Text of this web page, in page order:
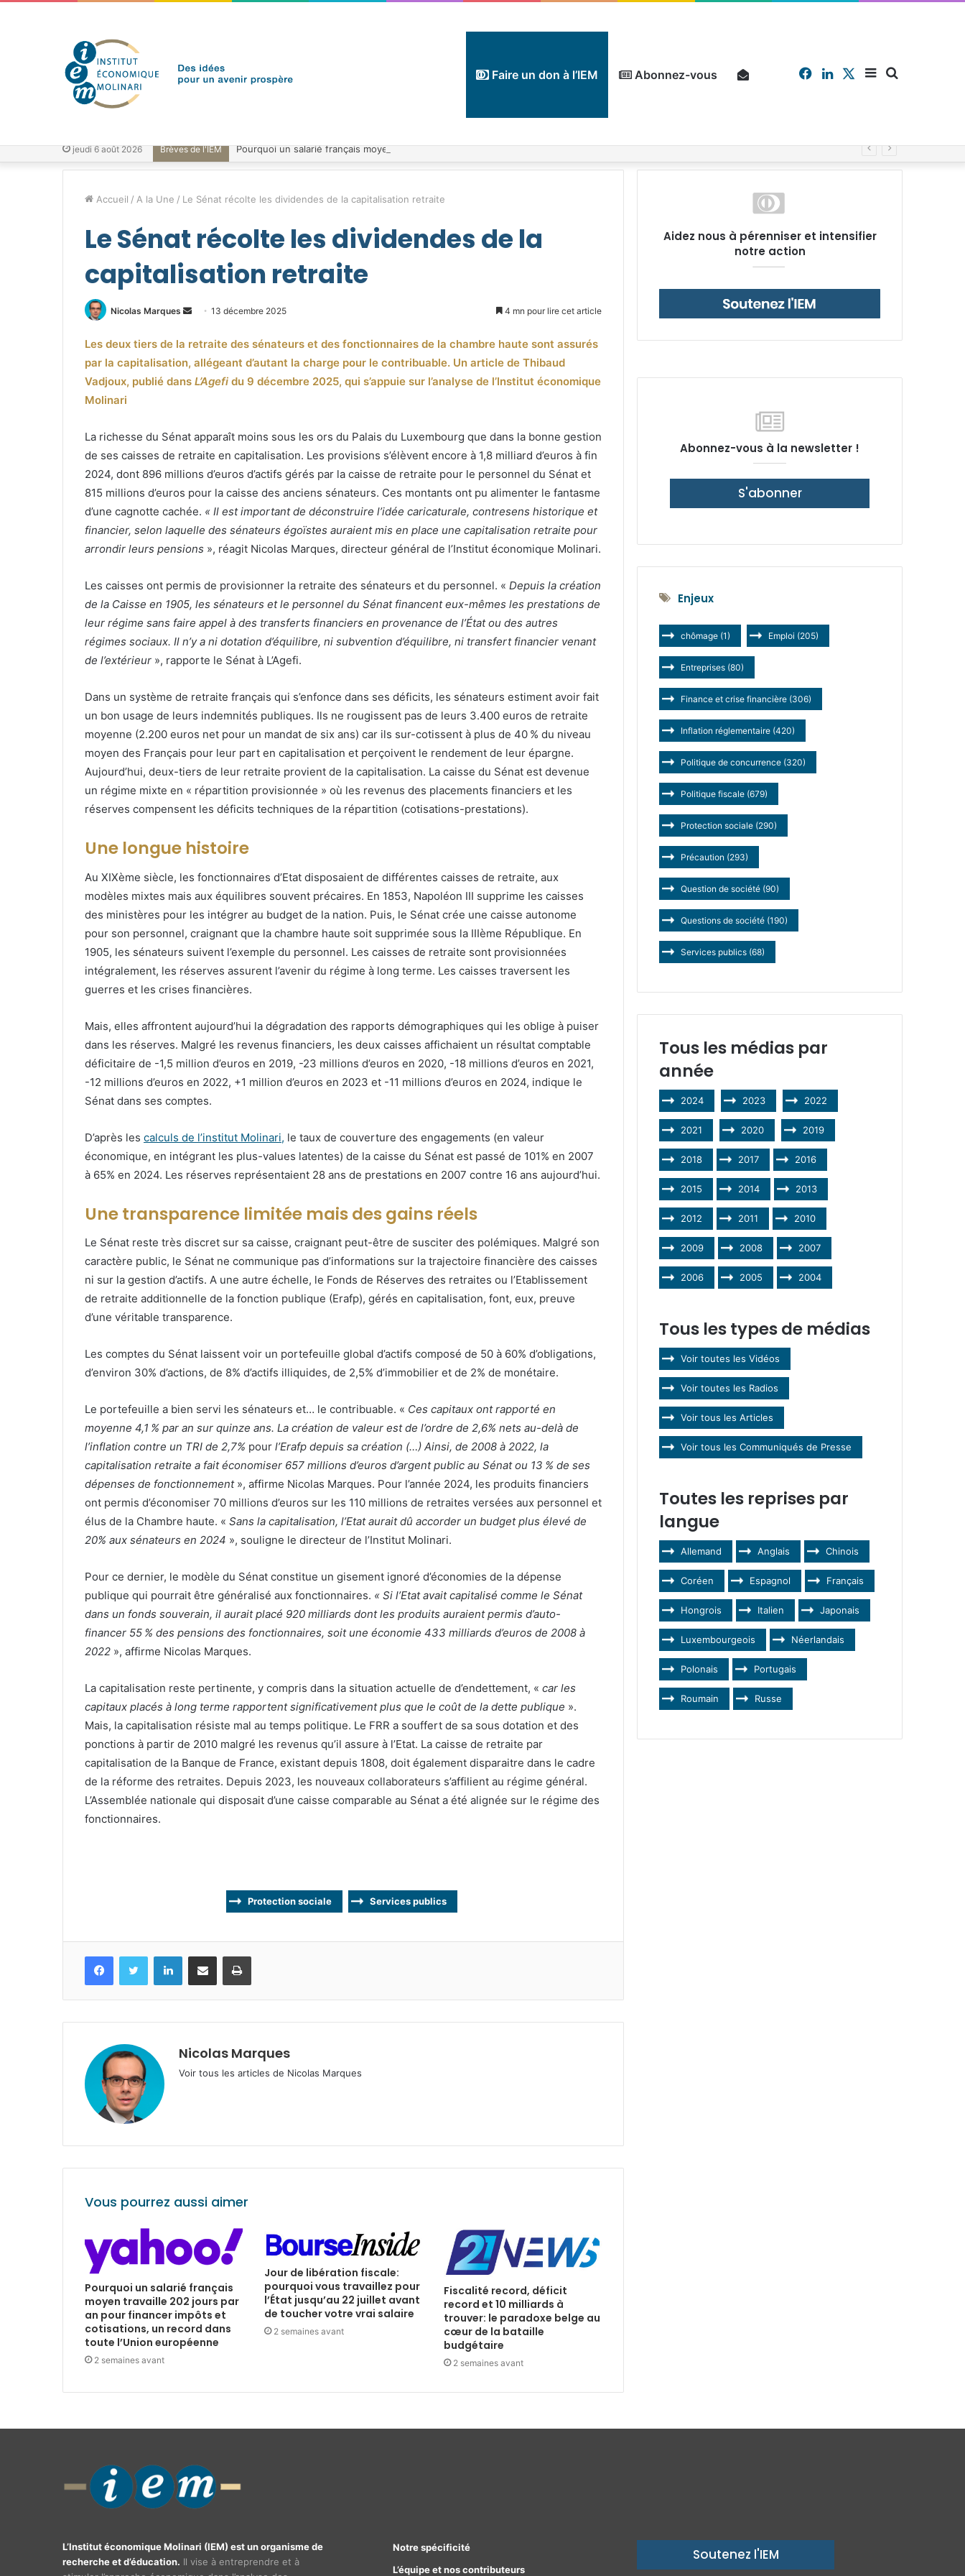
Faire un don à l’IEM Abonnez-vous Sidebar
X
Linkedin
Facebook
jeudi 6 août 2026 Brèves de l'IEM Pourquoi un salarié français moyen travaille 202 jours par an pour financer impôts et cotisations, un record dans toute l’Union européenne
Accueil / A la Une / Le Sénat récolte les dividendes de la capitalisation retraite
Le Sénat récolte les dividendes de la
capitalisation retraite
Nicolas Marques
Envoyer
courriel
13 décembre 2025 4 mn pour lire cet article
Les deux tiers de la retraite des sénateurs et des fonctionnaires de la chambre haute sont assurés
par la capitalisation, allégeant d’autant la charge pour le contribuable. Un article de Thibaud
Vadjoux, publié dans L’Agefi du 9 décembre 2025, qui s’appuie sur l’analyse de l’Institut économique
Molinari
La richesse du Sénat apparaît moins sous les ors du Palais du Luxembourg que dans la bonne gestion
de ses caisses de retraite en capitalisation. Les provisions s’élèvent encore à 1,8 milliard d’euros à fin
2024, dont 896 millions d’euros d’actifs gérés par la caisse de retraite pour le personnel du Sénat et
815 millions d’euros pour la caisse des anciens sénateurs. Ces montants ont pu alimenter le fantasme
d’une cagnotte cachée. « Il est important de déconstruire l’idée caricaturale, contresens historique et
financier, selon laquelle des sénateurs égoïstes auraient mis en place une capitalisation retraite pour
arrondir leurs pensions », réagit Nicolas Marques, directeur général de l’Institut économique Molinari.
Les caisses ont permis de provisionner la retraite des sénateurs et du personnel. « Depuis la création
de la Caisse en 1905, les sénateurs et le personnel du Sénat financent eux-mêmes les prestations de
leur régime sans faire appel à des transferts financiers en provenance de l’État ou des autres
régimes sociaux. Il n’y a ni dotation d’équilibre, ni subvention d’équilibre, ni transfert financier venant
de l’extérieur », rapporte le Sénat à L’Agefi.
Dans un système de retraite français qui s’enfonce dans ses déficits, les sénateurs estiment avoir fait
un bon usage de leurs indemnités publiques. Ils ne rougissent pas de leurs 3.400 euros de retraite
moyenne (2.200 euros net pour un mandat de six ans) car ils sur-cotissent à plus de 40 % du niveau
moyen des Français pour leur part en capitalisation et perçoivent le rendement de leur épargne.
Aujourd’hui, deux-tiers de leur retraite provient de la capitalisation. La caisse du Sénat est devenue
un régime mixte en « répartition provisionnée » où les revenus des placements financiers et les
réserves compensent les déficits techniques de la répartition (cotisations-prestations).
Une longue histoire
Au XIXème siècle, les fonctionnaires d’Etat disposaient de différentes caisses de retraite, aux
modèles mixtes mais aux équilibres souvent précaires. En 1853, Napoléon III supprime Ies caisses
des ministères pour les intégrer au budget de la nation. Puis, le Sénat crée une caisse autonome
pour son personnel, craignant que la chambre haute soit supprimée sous la IIIème République. En
1905, les sénateurs suivent l’exemple du personnel. Les caisses de retraite sont provisionnées
intégralement, les réserves assurent l’avenir du régime à long terme. Les caisses traversent les
guerres et les crises financières.
Mais, elles affrontent aujourd’hui la dégradation des rapports démographiques qui les oblige à puiser
dans les réserves. Malgré les revenus financiers, les deux caisses affichaient un résultat comptable
déficitaire de -1,5 million d’euros en 2019, -23 millions d’euros en 2020, -18 millions d’euros en 2021,
-12 millions d’euros en 2022, +1 million d’euros en 2023 et -11 millions d’euros en 2024, indique le
Sénat dans ses comptes.
D’après les calculs de l’institut Molinari, le taux de couverture des engagements (en valeur
économique, en intégrant les plus-values latentes) de la caisse du Sénat est passé de 101% en 2007
à 65% en 2024. Les réserves représentaient 28 ans de prestations en 2007 contre 16 ans aujourd’hui.
Une transparence limitée mais des gains réels
Le Sénat reste très discret sur sa caisse, craignant peut-être de susciter des polémiques. Malgré son
caractère public, le Sénat ne communique pas d’informations sur la trajectoire financière des caisses
ni sur la gestion d’actifs. A une autre échelle, le Fonds de Réserves des retraites ou l’Etablissement
de retraite additionnelle de la fonction publique (Erafp), gérés en capitalisation, font, eux, preuve
d’une véritable transparence.
Les comptes du Sénat laissent voir un portefeuille global d’actifs composé de 50 à 60% d’obligations,
d’environ 30% d’actions, de 8% d’actifs illiquides, de 2,5% d’immobilier et de 2% de monétaire.
Le portefeuille a bien servi les sénateurs et… le contribuable. « Ces capitaux ont rapporté en
moyenne 4,1 % par an sur quinze ans. La création de valeur est de l’ordre de 2,6% nets au-delà de
l’inflation contre un TRI de 2,7% pour l’Erafp depuis sa création (…) Ainsi, de 2008 à 2022, la
capitalisation retraite a fait économiser 657 millions d’euros d’argent public au Sénat ou 13 % de ses
dépenses de fonctionnement», affirme Nicolas Marques. Pour l’année 2024, les produits financiers
ont permis d’économiser 70 millions d’euros sur les 110 millions de retraites versées aux personnel et
élus de la Chambre haute. « Sans la capitalisation, l’Etat aurait dû accorder un budget plus élevé de
20% aux sénateurs en 2024 », souligne le directeur de l’Institut Molinari.
Pour ce dernier, le modèle du Sénat constitue un gisement ignoré d’économies de la dépense
publique qui pourrait être généralisé aux fonctionnaires. « Si l’Etat avait capitalisé comme le Sénat
dans un fonds souverain, il aurait placé 920 milliards dont les produits auraient permis d’auto-
financer 55 % des pensions des fonctionnaires, soit une économie 433 milliards d’euros de 2008 à
2022 », affirme Nicolas Marques.
La capitalisation reste pertinente, y compris dans la situation actuelle de d’endettement, « car les
capitaux placés à long terme rapportent significativement plus que le coût de la dette publique ».
Mais, la capitalisation résiste mal au temps politique. Le FRR a souffert de sa sous dotation et des
ponctions à partir de 2010 malgré les revenus qu’il assure à l’Etat. La caisse de retraite par
capitalisation de la Banque de France, existant depuis 1808, doit également disparaitre dans le cadre
de la réforme des retraites. Depuis 2023, les nouveaux collaborateurs s’affilient au régime général.
L’Assemblée nationale qui disposait d’une caisse comparable au Sénat a été alignée sur le régime des
fonctionnaires.
Protection sociale Services publics
FacebookTwitter LinkedinPartagez par mail Imprimez
Nicolas Marques
Voir tous les articles de Nicolas Marques
Vous pourrez aussi aimer
Pourquoi un salarié français
moyen travaille 202 jours par
an pour financer impôts et
cotisations, un record dans
toute l’Union européenne
2 semaines avant
Jour de libération fiscale:
pourquoi vous travaillez pour
l’État jusqu’au 22 juillet avant
de toucher votre vrai salaire
2 semaines avant
Fiscalité record, déficit
record et 10 milliards à
trouver: le paradoxe belge au
cœur de la bataille
budgétaire
2 semaines avant
Aidez nous à pérenniser et intensifier
notre action
Abonnez-vous à la newsletter !
S'abonner
Enjeux
chômage (1) Emploi (205)
Entreprises (80)
Finance et crise financière (306)
Inflation réglementaire (420)
Politique de concurrence (320)
Politique fiscale (679)
Protection sociale (290)
Précaution (293)
Question de société (90)
Questions de société (190)
Services publics (68)
Tous les médias par
année
2024 2023 2022
2021 2020 2019
2018 2017 2016
2015 2014 2013
2012 2011 2010
2009 2008 2007
2006 2005 2004
Tous les types de médias
Voir toutes les Vidéos
Voir toutes les Radios
Voir tous les Articles
Voir tous les Communiqués de Presse
Toutes les reprises par
langue
Allemand Anglais Chinois
Coréen Espagnol Français
Hongrois Italien Japonais
Luxembourgeois Néerlandais
Polonais Portugais
Roumain Russe
L’Institut économique Molinari (IEM) est un organisme de
recherche et d’éducation. Il vise à entreprendre et à
Notre spécificité
L’équipe et nos contributeurs
Soutenez l'IEM